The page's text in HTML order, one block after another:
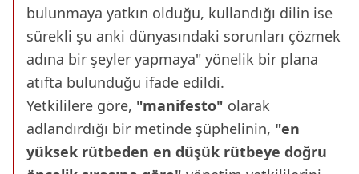
bulunmaya yatkın olduğu, kullandığı dilin ise
sürekli şu anki dünyasındaki sorunları çözmek
adına bir şeyler yapmaya" yönelik bir plana
atıfta bulunduğu ifade edildi.
Yetkililere göre, "manifesto" olarak
adlandırdığı bir metinde şüphelinin, "en
yüksek rütbeden en düşük rütbeye doğru